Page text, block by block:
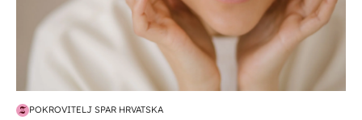
POKROVITELJ SPAR HRVATSKA